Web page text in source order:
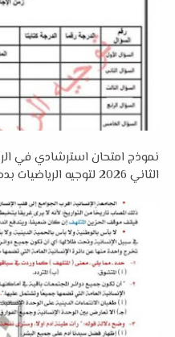
نموذج امتحان استرشادي في
الثاني 2026 لتوجيه الرياضيات بدمياط